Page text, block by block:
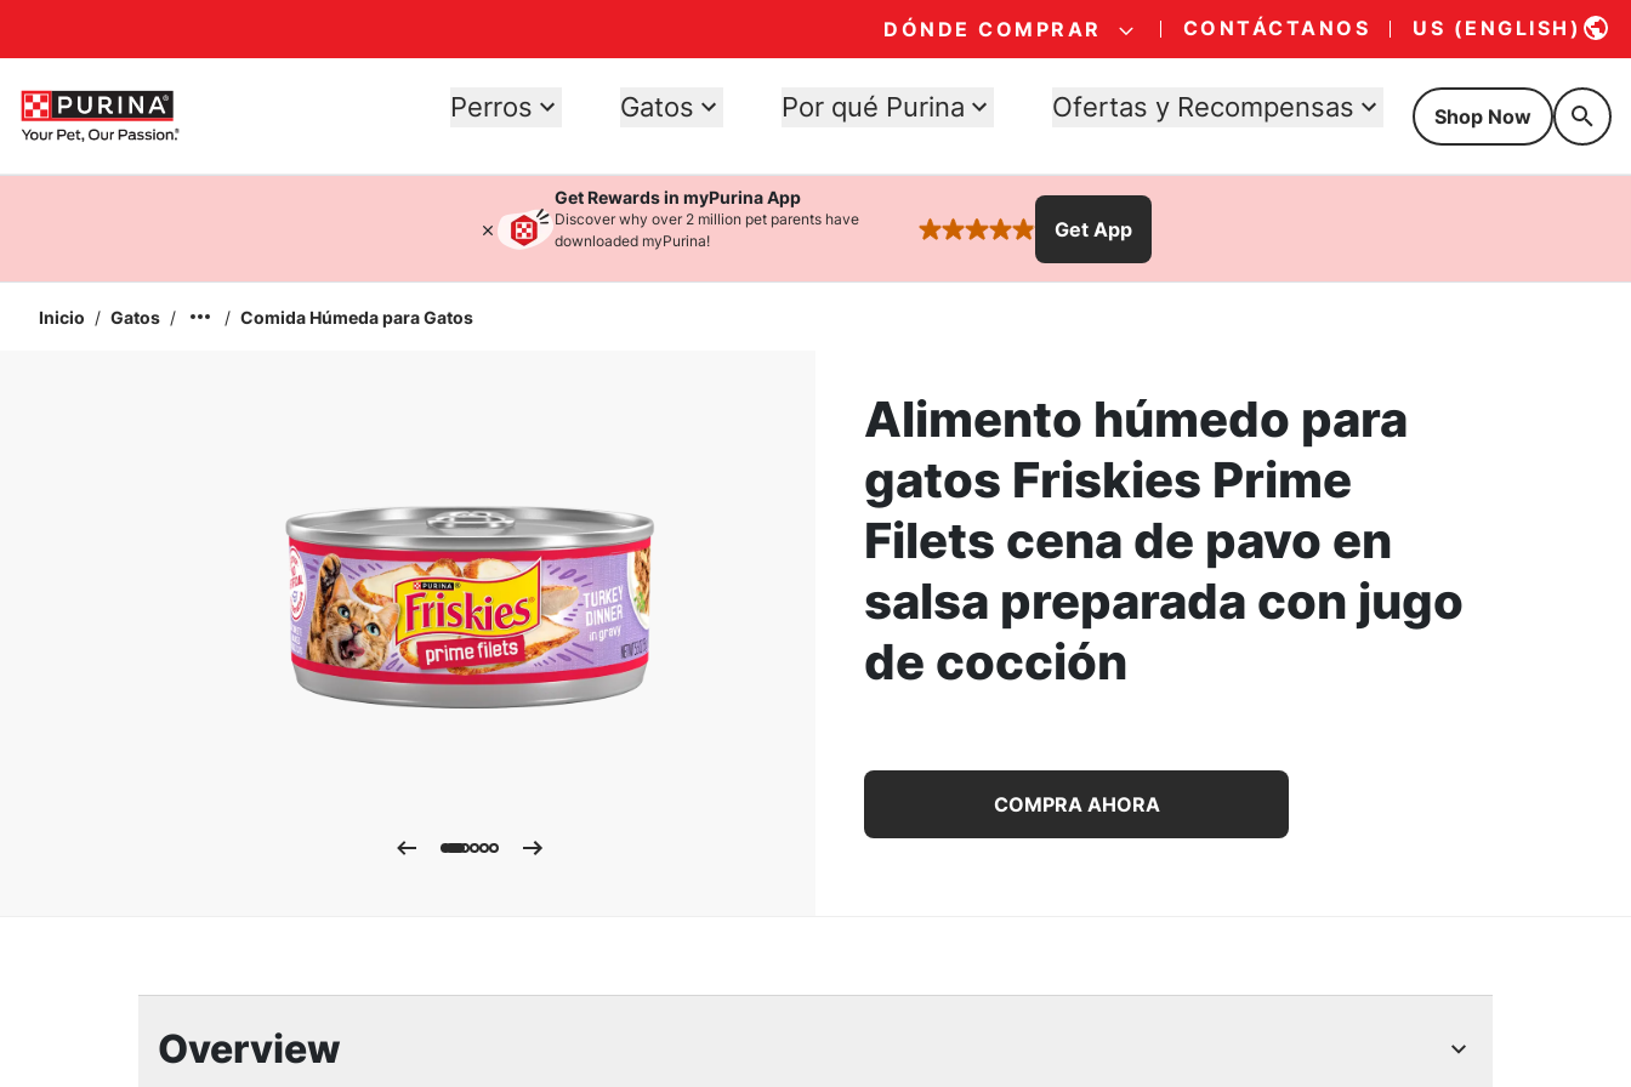
DÓNDE COMPRAR CONTÁCTANOS US (ENGLISH)
Perros Gatos Por qué Purina Ofertas y Recompensas Shop Now
Get Rewards in myPurina App
Discover why over 2 million pet parents have
downloaded myPurina!
rated 4.9 stars
Get App
Inicio / Gatos / / Comida Húmeda para Gatos
Ampliar la Imagen
Alimento húmedo para
gatos Friskies Prime
Filets cena de pavo en
salsa preparada con jugo
de cocción
Alimento húmedo para gatos Friskies Prime Filets cena de pavo en salsa
COMPRA AHORA
Overview